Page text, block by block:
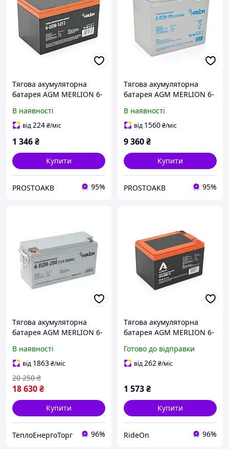
Тягова акумуляторна
батарея AGM MERLION 6-
(151х98х101 мм), 4.13 kg
Orange Q3
В наявності
від224₴/міс
1 346₴
Купити
PROSTOAKB 95%
Тягова акумуляторна
батарея AGM MERLION 6-
168 x 215) Q1
В наявності
від 1560₴/міс
9 360₴
Купити
PROSTOAKB 95%
Тягова акумуляторна
батарея AGM MERLION 6-
В наявності
від 1863₴/міс
18 630₴
20 250 ₴
Купити
ТеплоЕнергоТорг 96%
Тягова акумуляторна
батарея AGM MERLION 6-
(151х98х101 мм) Orange
Q3
Готово до відправки
від262₴/міс
1 573₴
Купити
RideOn 96%